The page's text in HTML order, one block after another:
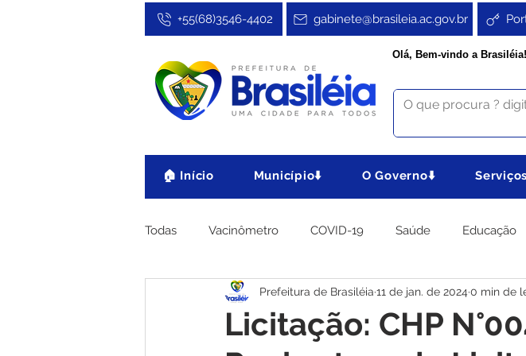
gabinete@brasileia.ac.gov.br
+55(68)3546-4402
Olá, Bem-vindo a Brasiléia!
🏠 Início Município⬇️ O Governo⬇️
Todas Vacinômetro COVID-19 Saúde Educação
Cultura, Festa e Esporte No Gabinete Agricultura e
Licitação: CHP
Prefeitura de Brasiléia 11 de jan. de 2024 0 min de